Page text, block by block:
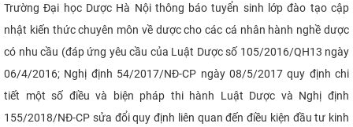
ĐÀO TẠO
ĐẢM BẢO CHẤT LƯỢNG
KHOA HỌC CÔNG NGHỆ
Trường Đại học Dược Hà Nội thông báo tuyển sinh lớp đào tạo cập
nhật kiến thức chuyên môn về dược cho các cá nhân hành nghề dược
có nhu cầu (đáp ứng yêu cầu của Luật Dược số 105/2016/QH13 ngày
06/4/2016; Nghị định 54/2017/NĐ-CP ngày 08/5/2017 quy định chi
tiết một số điều và biện pháp thi hành Luật Dược và Nghị định
155/2018/NĐ-CP sửa đổi quy định liên quan đến điều kiện đầu tư kinh